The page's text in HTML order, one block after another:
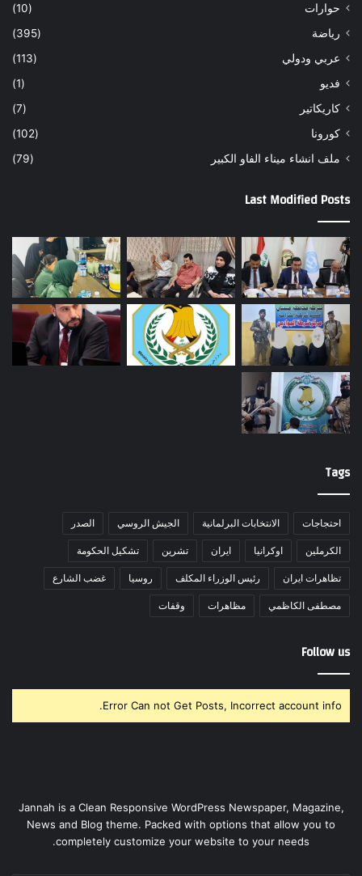
حوارات
(10)
رياضة
(395)
عربي ودولي
(113)
فديو
(1)
كاريكاتير
(7)
كورونا
(102)
ملف انشاء ميناء الفاو الكبير
(79)
Last Modified Posts
Tags
احتجاجات الانتخابات البرلمانية الجيش الروسي الصدر
الكرملين اوكرانيا ايران تشرين تشكيل الحكومة
تظاهرات ايران رئيس الوزراء المكلف روسيا غضب الشارع
مصطفى الكاظمي مظاهرات وقفات
Follow us
Error Can not Get Posts, Incorrect account info.
Jannah is a Clean Responsive WordPress Newspaper, Magazine,
News and Blog theme. Packed with options that allow you to
completely customize your website to your needs.